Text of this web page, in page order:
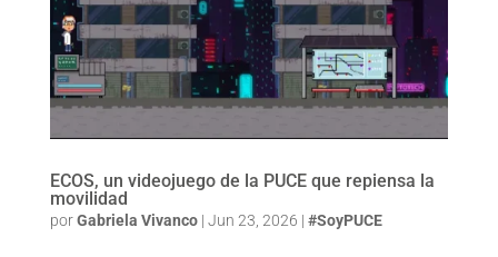
ECOS, un videojuego de la PUCE que repiensa la
movilidad
porGabriela Vivanco| Jun 23, 2026 | #SoyPUCE